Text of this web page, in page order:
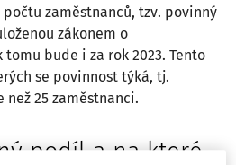
zaměstnanců, tzv. povinný
zákonem o
bude i za rok 2023. Tento
se povinnost týká, tj.
25 zaměstnanci.
podíl a na které